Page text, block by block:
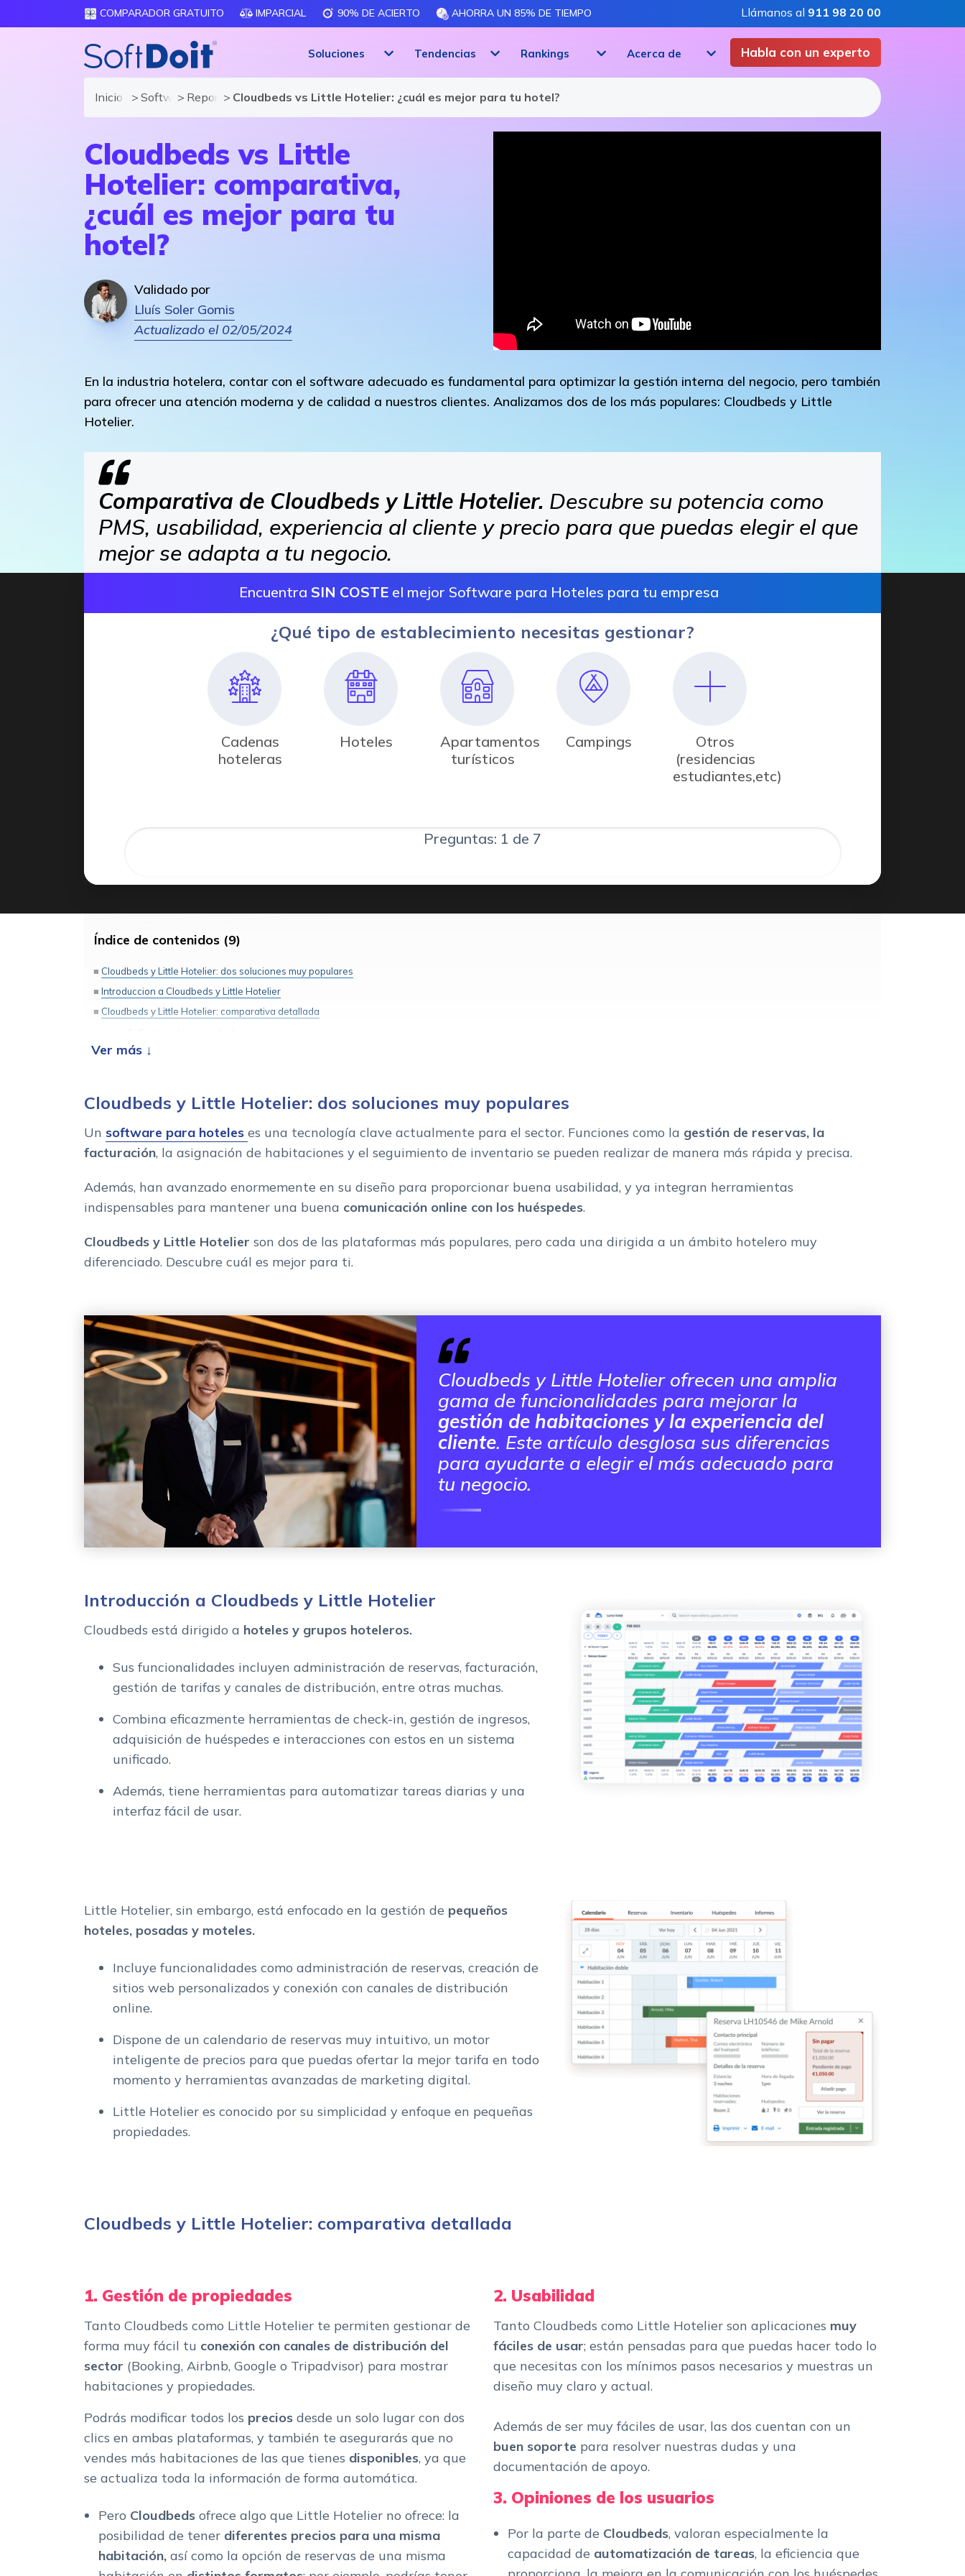
COMPARADOR GRATUITO IMPARCIAL 90% DE ACIERTO AHORRA UN 85% DE TIEMPO Llámanos al 911 98 20 00
Habla con un experto
Soluciones Tendencias Rankings Acerca de
Inicio Software para Hoteles
ReportajesCloudbeds vs Little Hotelier: ¿cuál es mejor para tu hotel?
Cloudbeds vs Little
Hotelier: comparativa,
¿cuál es mejor para tu
hotel?
Validado por
Lluís Soler Gomis
Actualizado el 02/05/2024
En la industria hotelera, contar con el software adecuado es fundamental para optimizar la gestión interna del negocio, pero también
para ofrecer una atención moderna y de calidad a nuestros clientes. Analizamos dos de los más populares: Cloudbeds y Little
Hotelier.
Comparativa de Cloudbeds y Little Hotelier. Descubre su potencia como
PMS, usabilidad, experiencia al cliente y precio para que puedas elegir el que
mejor se adapta a tu negocio.
Encuentra SIN COSTE el mejor Software para Hoteles para tu empresa
¿Qué tipo de establecimiento necesitas gestionar?
Cadenas
hoteleras
Hoteles
Apartamentos
turísticos
Campings
Otros
(residencias
estudiantes,etc)
Preguntas: 1 de 7
Índice de contenidos (9)
Cloudbeds y Little Hotelier: dos soluciones muy populares
Introduccion a Cloudbeds y Little Hotelier
Cloudbeds y Little Hotelier: comparativa detallada
2. Usabilidad
5. Experiencia del cliente
Cloudbeds y Little Hotelier, ¿son las herramientas que estas buscando?
Cloudbeds y Little Hotelier: dos soluciones muy populares
Un software para hoteles es una tecnología clave actualmente para el sector. Funciones como la gestión de reservas, la
facturación, la asignación de habitaciones y el seguimiento de inventario se pueden realizar de manera más rápida y precisa.
Además, han avanzado enormemente en su diseño para proporcionar buena usabilidad, y ya integran herramientas
indispensables para mantener una buena comunicación online con los huéspedes.
Cloudbeds y Little Hotelier son dos de las plataformas más populares, pero cada una dirigida a un ámbito hotelero muy
diferenciado. Descubre cuál es mejor para ti.
Cloudbeds y Little Hotelier ofrecen una amplia
gama de funcionalidades para mejorar la
gestión de habitaciones y la experiencia del
cliente. Este artículo desglosa sus diferencias
para ayudarte a elegir el más adecuado para
tu negocio.
Introducción a Cloudbeds y Little Hotelier
Cloudbeds está dirigido a hoteles y grupos hoteleros.
Sus funcionalidades incluyen administración de reservas, facturación,
gestión de tarifas y canales de distribución, entre otras muchas.
Combina eficazmente herramientas de check-in, gestión de ingresos,
adquisición de huéspedes e interacciones con estos en un sistema
unificado.
Además, tiene herramientas para automatizar tareas diarias y una
interfaz fácil de usar.
Little Hotelier, sin embargo, está enfocado en la gestión de pequeños
hoteles, posadas y moteles.
Incluye funcionalidades como administración de reservas, creación de
sitios web personalizados y conexión con canales de distribución
online.
Dispone de un calendario de reservas muy intuitivo, un motor
inteligente de precios para que puedas ofertar la mejor tarifa en todo
momento y herramientas avanzadas de marketing digital.
Little Hotelier es conocido por su simplicidad y enfoque en pequeñas
propiedades.
Cloudbeds y Little Hotelier: comparativa detallada
1. Gestión de propiedades
Tanto Cloudbeds como Little Hotelier te permiten gestionar de
forma muy fácil tu conexión con canales de distribución del
sector (Booking, Airbnb, Google o Tripadvisor) para mostrar
habitaciones y propiedades.
Podrás modificar todos los precios desde un solo lugar con dos
clics en ambas plataformas, y también te asegurarás que no
vendes más habitaciones de las que tienes disponibles, ya que
se actualiza toda la información de forma automática.
Pero Cloudbeds ofrece algo que Little Hotelier no ofrece: la
posibilidad de tener diferentes precios para una misma
habitación, así como la opción de reservas de una misma
2. Usabilidad
Tanto Cloudbeds como Little Hotelier son aplicaciones muy
fáciles de usar; están pensadas para que puedas hacer todo lo
que necesitas con los mínimos pasos necesarios y muestras un
diseño muy claro y actual.
Además de ser muy fáciles de usar, las dos cuentan con un
buen soporte para resolver nuestras dudas y una
documentación de apoyo.
3. Opiniones de los usuarios
Por la parte de Cloudbeds, valoran especialmente la
capacidad de automatización de tareas, la eficiencia que